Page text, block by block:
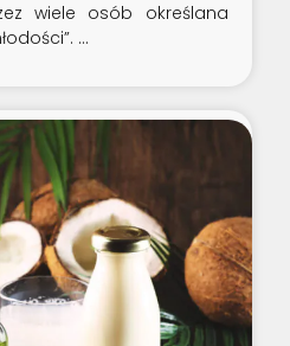
wiele osób określana